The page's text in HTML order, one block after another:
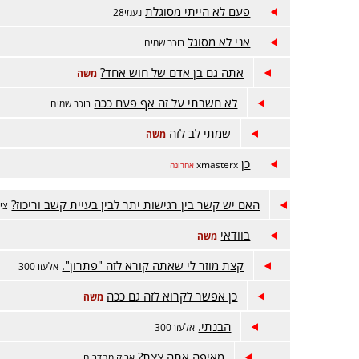
פעם לא הייתי מסוגלת נעמי28
אני לא מסוגל רוכב שמים
אתה גם בן אדם של חוש אחד? משה
לא חשבתי על זה אף פעם ככה רוכב שמים
שמתי לב לזה משה
כן xmasterx אחרונה
האם יש קשר בין רגישות יתר לבין בעיית קשב וריכוז?
בוודאי משה
קצת מוזר לי שאתה קורא לזה "פתרון". אלעזר300
כן אפשר לקרוא לזה גם ככה משה
הבנתי. אלעזר300